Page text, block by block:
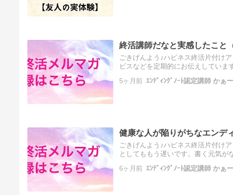
終活講師だなと実感したこと
ごきげんよう♪ハピネス終活片付け
ビスなどを定期的にお伝えしていま
て…
5ヶ月前 ｴﾝﾃﾞｨﾝｸﾞﾉｰﾄ認定講師 かぁ
健康な人が陥りがちなエンデ
ごきげんよう♪ハピネス終活片付け
としてももう遅いです。書く元気が
6ヶ月前 ｴﾝﾃﾞｨﾝｸﾞﾉｰﾄ認定講師 かぁ